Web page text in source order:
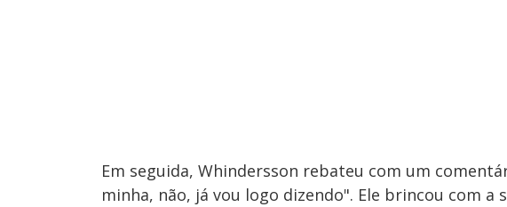
Em seguida, Whindersson rebateu com um
minha, não, já vou logo dizendo". Ele brincou com a